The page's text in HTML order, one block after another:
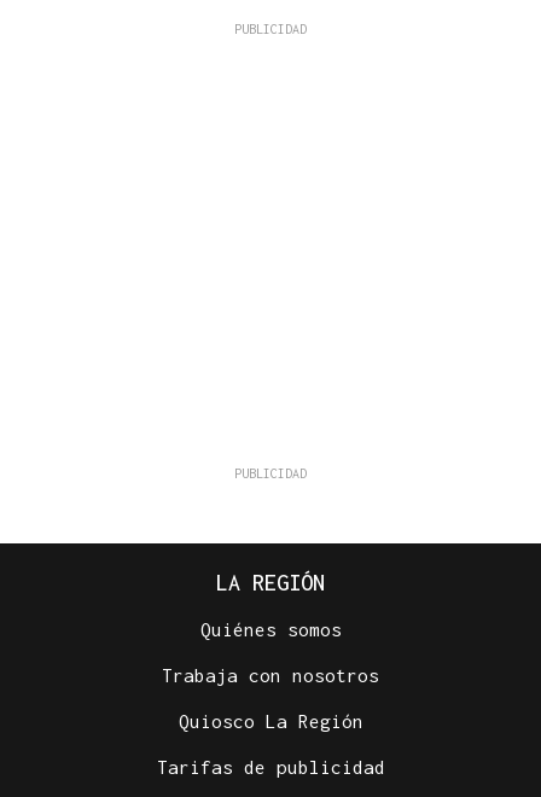
LA REGIÓN
Quiénes somos
Trabaja con nosotros
Quiosco La Región
Tarifas de publicidad